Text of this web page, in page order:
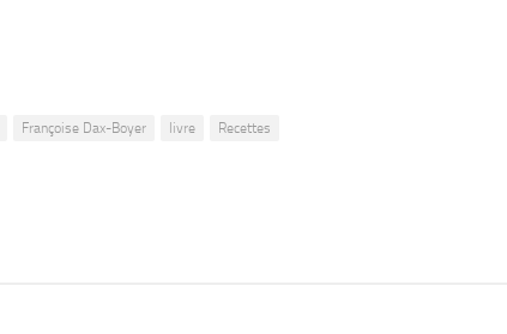
Françoise Dax-Boyer livre Recettes